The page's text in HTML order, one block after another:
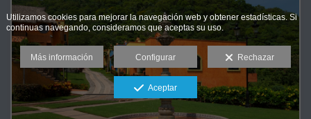
Utilizamos cookies para mejorar la navegación web y obtener estadísticas. Si
continuas navegando, consideramos que aceptas su uso.
Más información Configurar Rechazar
Aceptar